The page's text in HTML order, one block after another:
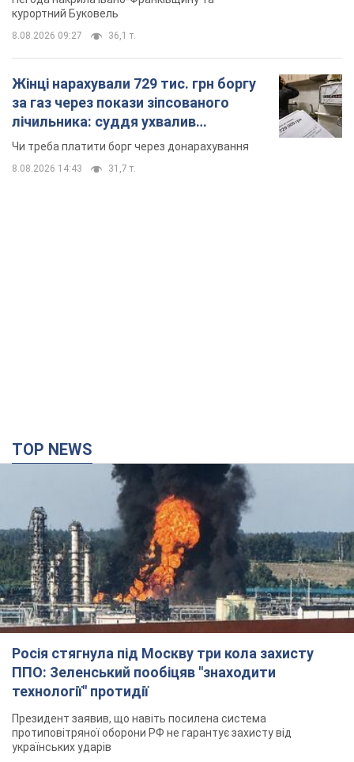
курортний Буковель
8.08.2026 09:27 36,1 т.
Жінці нарахували 729 тис. грн боргу
за газ через покази зіпсованого
лічильника: суддя ухвалив
неочікуване рішення
Чи треба платити борг через донарахування
8.08.2026 14:43 31,7 т.
TOP NEWS
Росія стягнула під Москву три кола захисту
ППО: Зеленський пообіцяв "знаходити
технології" протидії
Президент заявив, що навіть посилена система
протиповітряної оборони РФ не гарантує захисту від
українських ударів